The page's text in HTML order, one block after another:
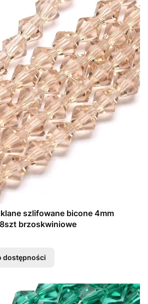
szlifowane bicone 4mm
brzoskwiniowe
dostępności